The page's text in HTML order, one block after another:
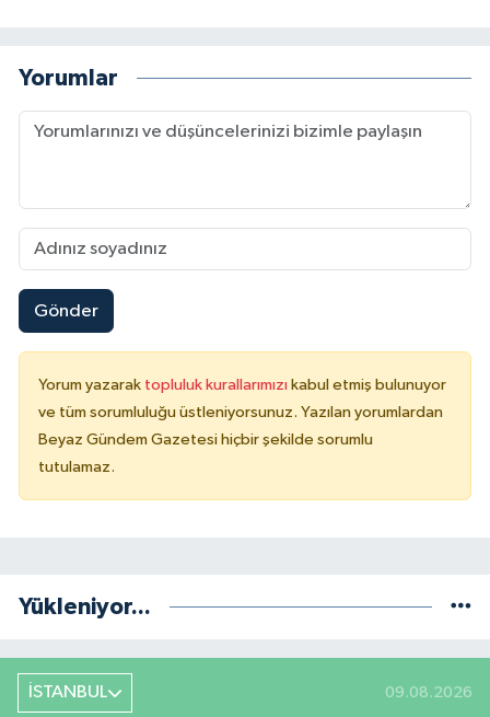
Yorumlar
Gönder
Yorum yazarak topluluk kurallarımızı kabul etmiş bulunuyor
ve tüm sorumluluğu üstleniyorsunuz. Yazılan yorumlardan
Beyaz Gündem Gazetesi hiçbir şekilde sorumlu
tutulamaz.
Yükleniyor...
İSTANBUL 09.08.2026